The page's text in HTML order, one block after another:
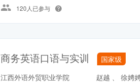
120人已参与
商务英语口语与实训 国家级
江西外语外贸职业学院
赵越 、 徐娉